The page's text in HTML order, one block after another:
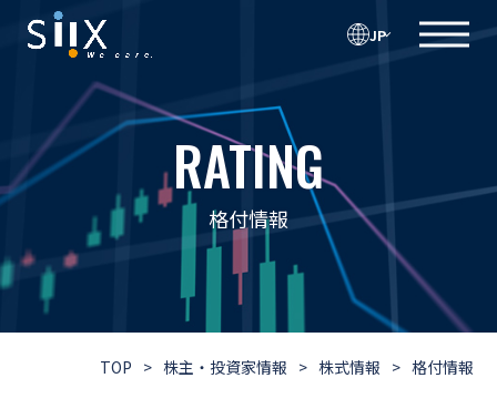
JP
RATING
格付情報
TOP > 株主・投資家情報 > 株式情報 > 格付情報